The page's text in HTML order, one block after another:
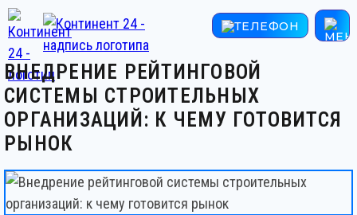
ВНЕДРЕНИЕ РЕЙТИНГОВОЙ
СИСТЕМЫ СТРОИТЕЛЬНЫХ
ОРГАНИЗАЦИЙ: К ЧЕМУ ГОТОВИТСЯ
РЫНОК